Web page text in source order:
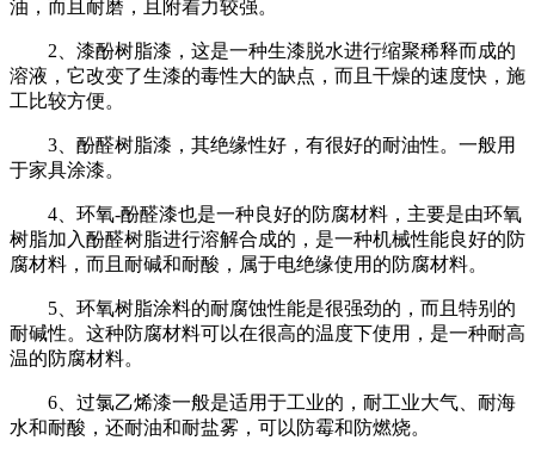
油，而且耐磨，且附着力较强。
2、漆酚树脂漆，这是一种生漆脱水进行缩聚稀释而成的
溶液，它改变了生漆的毒性大的缺点，而且干燥的速度快，施
工比较方便。
3、酚醛树脂漆，其绝缘性好，有很好的耐油性。一般用
于家具涂漆。
4、环氧-酚醛漆也是一种良好的防腐材料，主要是由环氧
树脂加入酚醛树脂进行溶解合成的，是一种机械性能良好的防
腐材料，而且耐碱和耐酸，属于电绝缘使用的防腐材料。
5、环氧树脂涂料的耐腐蚀性能是很强劲的，而且特别的
耐碱性。这种防腐材料可以在很高的温度下使用，是一种耐高
温的防腐材料。
6、过氯乙烯漆一般是适用于工业的，耐工业大气、耐海
水和耐酸，还耐油和耐盐雾，可以防霉和防燃烧。